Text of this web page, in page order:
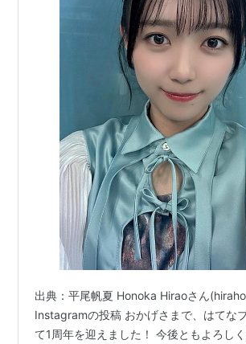
出典：平尾帆夏 Honoka Hiraoさん
Instagramの投稿 おかげさまで、はてな
て1周年を迎えました！ 今後ともよろし